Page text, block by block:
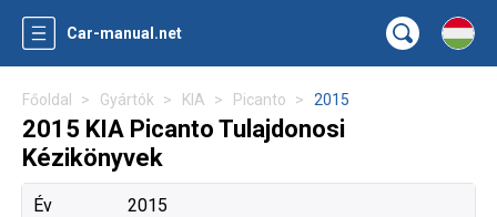
Car-manual.net
Főoldal Gyártók KIA Picanto 2015
2015 KIA Picanto Tulajdonosi
Kézikönyvek
Év 2015